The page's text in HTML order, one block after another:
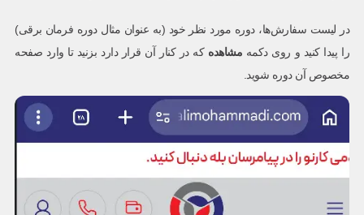
در لیست سفارش‌ها، دوره مورد نظر خود (به عنوان مثال دوره فرمان برقی)
را پیدا کنید و روی دکمه مشاهده که در کنار آن قرار دارد بزنید تا وارد صفحه
مخصوص آن دوره شوید.